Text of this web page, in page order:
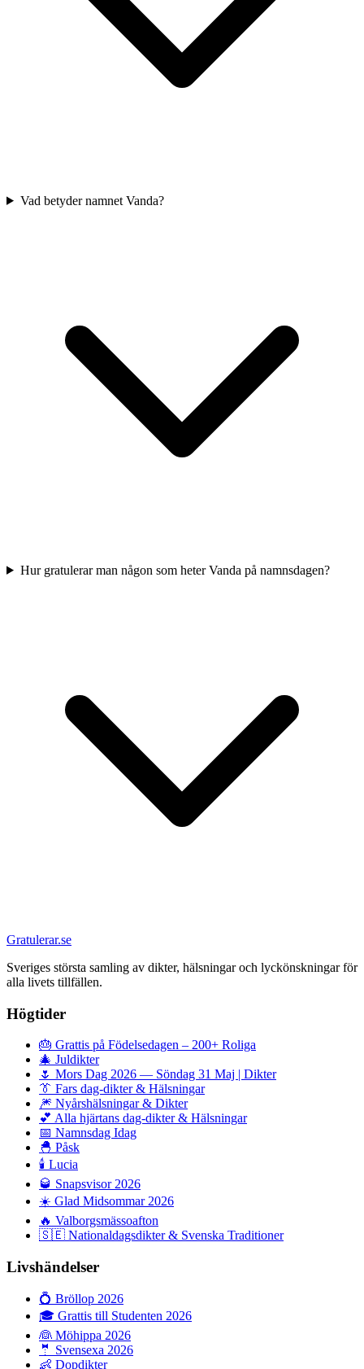
Vad betyder namnet Vanda?
Hur gratulerar man någon som heter Vanda på namnsdagen?
Gratulerar.se
Sveriges största samling av dikter, hälsningar och lyckönskningar för
alla livets tillfällen.
Högtider
🎂 Grattis på Födelsedagen – 200+ Roliga
🎄 Juldikter
🌷 Mors Dag 2026 — Söndag 31 Maj | Dikter
👔 Fars dag-dikter & Hälsningar
🎆 Nyårshälsningar & Dikter
💕 Alla hjärtans dag-dikter & Hälsningar
📅 Namnsdag Idag
🐣 Påsk
🕯️ Lucia
🥃 Snapsvisor 2026
☀️ Glad Midsommar 2026
🔥 Valborgsmässoafton
🇸🇪 Nationaldagsdikter & Svenska Traditioner
Livshändelser
💍 Bröllop 2026
🎓 Grattis till Studenten 2026
👰 Möhippa 2026
🤵 Svensexa 2026
👶 Dopdikter